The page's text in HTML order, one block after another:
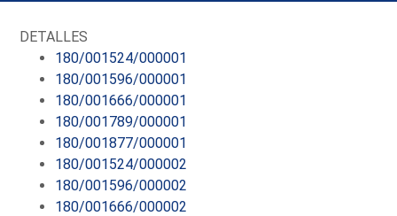
DETALLES
180/001524/000001
180/001596/000001
180/001666/000001
180/001789/000001
180/001877/000001
180/001524/000002
180/001596/000002
180/001666/000002